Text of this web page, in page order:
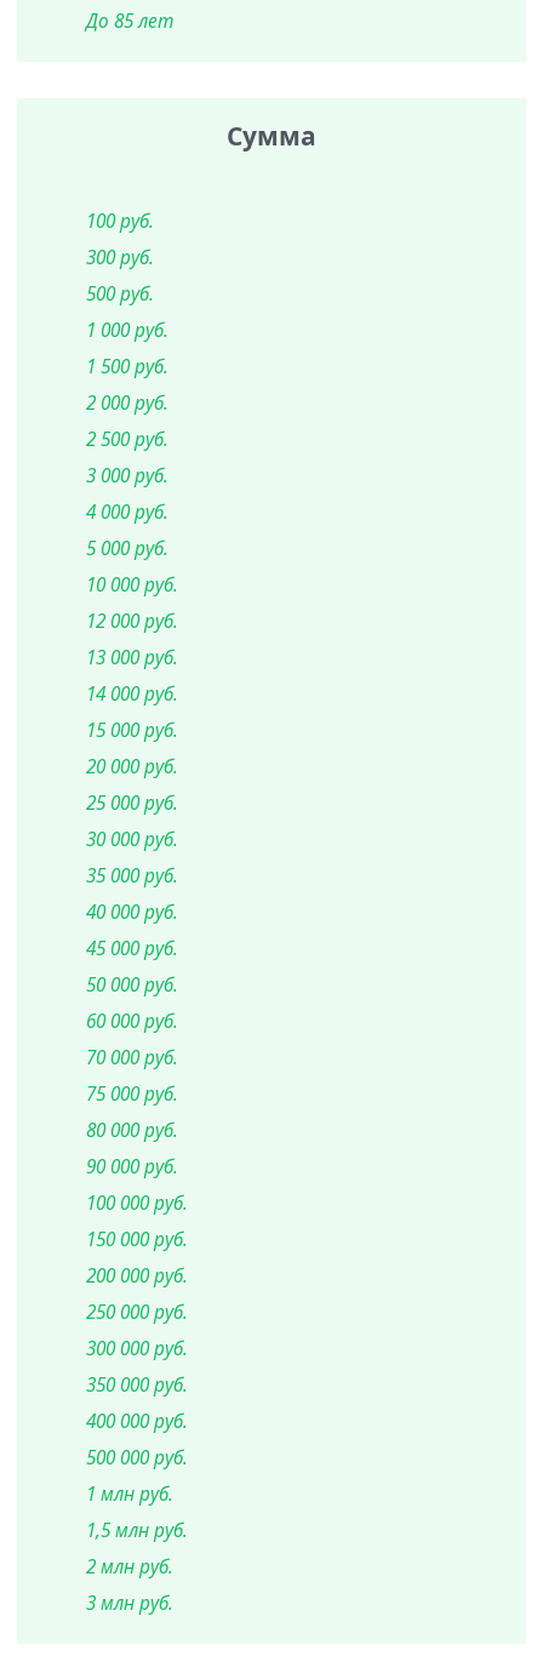
До 85 лет
Сумма
100 руб.
300 руб.
500 руб.
1 000 руб.
1 500 руб.
2 000 руб.
2 500 руб.
3 000 руб.
4 000 руб.
5 000 руб.
10 000 руб.
12 000 руб.
13 000 руб.
14 000 руб.
15 000 руб.
20 000 руб.
25 000 руб.
30 000 руб.
35 000 руб.
40 000 руб.
45 000 руб.
50 000 руб.
60 000 руб.
70 000 руб.
75 000 руб.
80 000 руб.
90 000 руб.
100 000 руб.
150 000 руб.
200 000 руб.
250 000 руб.
300 000 руб.
350 000 руб.
400 000 руб.
500 000 руб.
1 млн руб.
1,5 млн руб.
2 млн руб.
3 млн руб.